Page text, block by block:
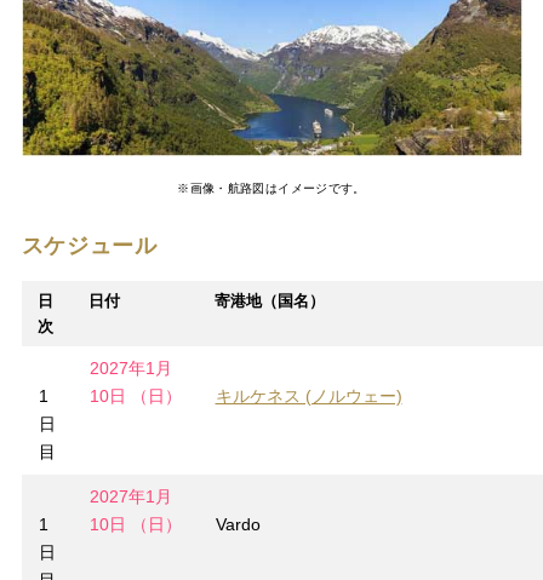
※画像・航路図はイメージです。
スケジュール
日
次
日付 寄港地（国名）
1
日
目
2027年1月
10日 （日）
キルケネス (ノルウェー)
1
日
2027年1月
10日 （日）
Vardo